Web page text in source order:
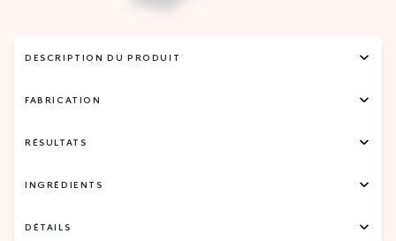
DESCRIPTION DU PRODUIT
FABRICATION
RÉSULTATS
INGRÉDIENTS
DÉTAILS